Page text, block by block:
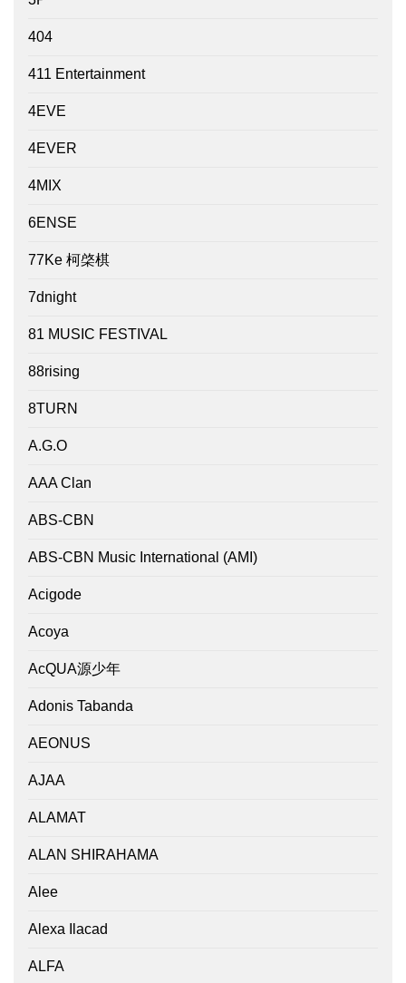
404
411 Entertainment
4EVE
4EVER
4MIX
6ENSE
77Ke 柯棨棋
7dnight
81 MUSIC FESTIVAL
88rising
8TURN
A.G.O
AAA Clan
ABS-CBN
ABS-CBN Music International (AMI)
Acigode
Acoya
AcQUA源少年
Adonis Tabanda
AEONUS
AJAA
ALAMAT
ALAN SHIRAHAMA
Alee
Alexa Ilacad
ALFA